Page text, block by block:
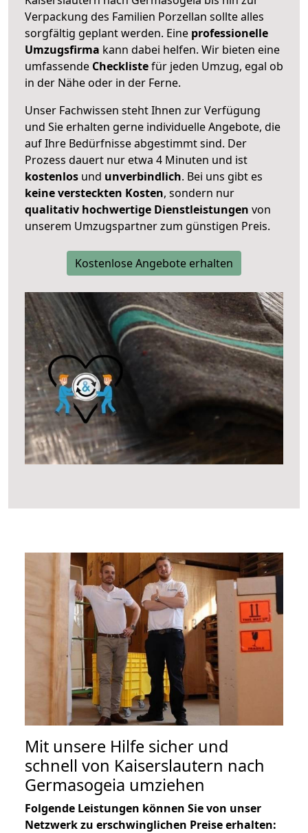
Verpackung des Familien Porzellan sollte alles
sorgfältig geplant werden. Eine professionelle
Umzugsfirma kann dabei helfen. Wir bieten eine
umfassende Checklistefür jeden Umzug, egal ob
in der Nähe oder in der Ferne.
Unser Fachwissen steht Ihnen zur Verfügung
und Sie erhalten gerne individuelle Angebote, die
auf Ihre Bedürfnisse abgestimmt sind. Der
Prozess dauert nur etwa 4 Minuten und ist
kostenlos und unverbindlich. Bei uns gibt es
keine versteckten Kosten, sondern nur
qualitativ hochwertige Dienstleistungen von
unserem Umzugspartner zum günstigen Preis.
Kostenlose Angebote erhalten
Mit unsere Hilfe sicher und
schnell von Kaiserslautern nach
Germasogeia umziehen
Folgende Leistungen können Sie von unser
Netzwerk zu erschwinglichen Preise erhalten: